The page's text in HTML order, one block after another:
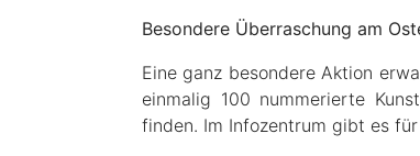
Besondere Überraschung am
Eine ganz besondere Aktion
einmalig 100 nummerierte
finden. Im Infozentrum gibt es